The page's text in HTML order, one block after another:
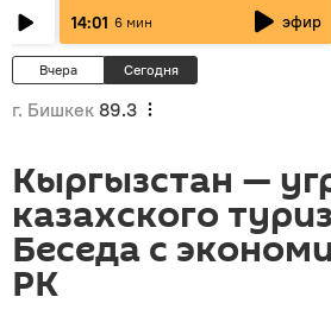
14:01 6 мин эфир
Вчера Сегодня
г. Бишкек 89.3
Кыргызстан —
казахского
Беседа с
РК